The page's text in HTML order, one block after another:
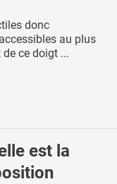
donc
au plus
ce doigt ...
est la